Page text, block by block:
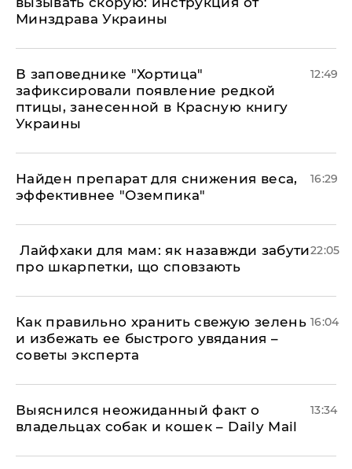
Минздрава Украины
В заповеднике "Хортица"
зафиксировали появление редкой
птицы, занесенной в Красную книгу
Украины
12:49
Найден препарат для снижения веса,
эффективнее "Оземпика"
16:29
​ Лайфхаки для мам: як назавжди забути
про шкарпетки, що сповзають
22:05
Как правильно хранить свежую зелень
и избежать ее быстрого увядания –
советы эксперта
16:04
Выяснился неожиданный факт о
владельцах собак и кошек – Daily Mail
13:34